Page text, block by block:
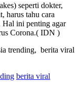
seperti dokter,
harus tahu cara
Hal ini penting agar
Corona.( IDN )
trending, berita viral
berita viral